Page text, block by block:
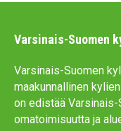
Varsinais-Suomen
Varsinais-Suomen
maakunnallinen
on edistää Varsinais-
omatoimisuutta ja